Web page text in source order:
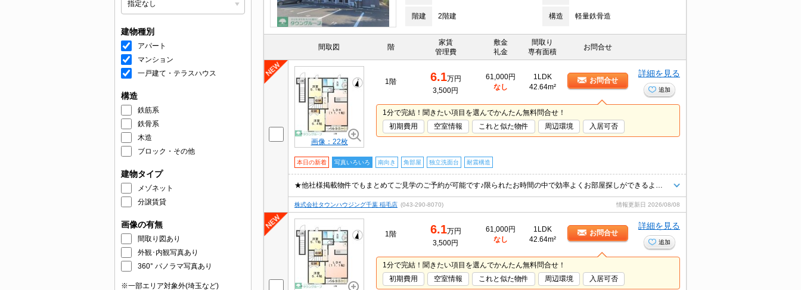
建物種別
アパート
マンション
一戸建て・テラスハウス
構造
鉄筋系
鉄骨系
木造
ブロック・その他
建物タイプ
メゾネット
分譲賃貸
画像の有無
間取り図あり
外観･内観写真あり
360° パノラマ写真あり
※一部エリア対象外(埼玉など)
階建 2階建 構造 軽量鉄骨造
間取図 階
家賃
管理費
敷金
礼金
間取り
専有面積
お問合せ
画像：22枚
1階 6.1万円
3,500円
61,000円
なし
1LDK
42.64m²
お問合せ
詳細を見る
追加
1分で完結！聞きたい項目を選んでかんたん無料問合せ！
初期費用
空室情報 これと似た物件 周辺環境 入居可否
本日の新着 写真いろいろ 南向き 角部屋 独立洗面台 耐震構造
株式会社タウンハウジング千葉 稲毛店 (043-290-8070) 情報更新日 2026/08/08
1階 6.1万円
3,500円
61,000円
なし
1LDK
42.64m²
お問合せ
詳細を見る
追加
1分で完結！聞きたい項目を選んでかんたん無料問合せ！
初期費用
空室情報 これと似た物件 周辺環境 入居可否